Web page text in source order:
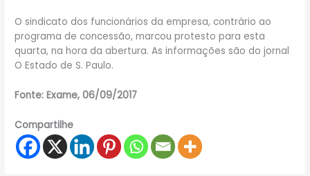
O sindicato dos funcionários da empresa, contrário ao
programa de concessão, marcou protesto para esta
quarta, na hora da abertura. As informações são do jornal
O Estado de S. Paulo.
Fonte: Exame, 06/09/2017
Compartilhe